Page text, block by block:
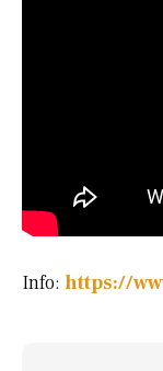
Info: https://